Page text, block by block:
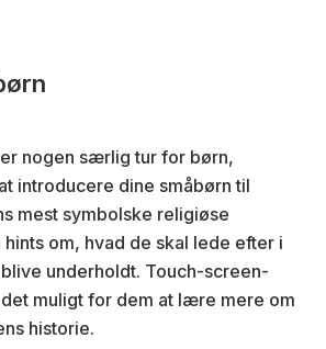
nogen særlig tur for børn,
introducere dine småbørn til
mest symbolske religiøse
om, hvad de skal lede efter i
underholdt. Touch-screen-
muligt for dem at lære mere om
historie.